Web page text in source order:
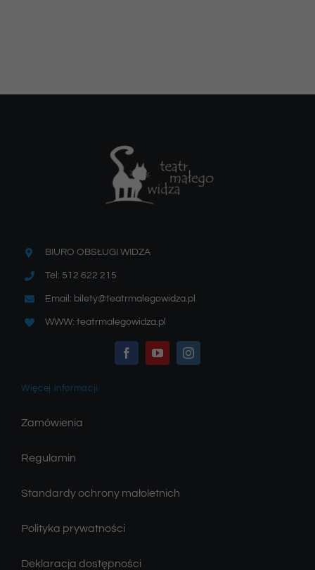
BIURO OBSŁUGI WIDZA
Tel: 512 622 215
Email: bilety@teatrmalegowidza.pl
WWW: teatrmalegowidza.pl
Więcej informacji
Zamówienia
Regulamin
Standardy ochrony małoletnich
Polityka prywatności
Deklaracja dostępności